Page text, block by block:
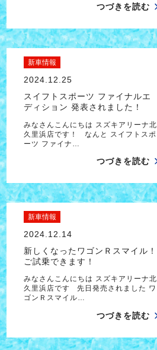
つづきを読む
新車情報
2024.12.25
スイフトスポーツ ファイナルエ
ディション 発表されました！
みなさんこんにちは スズキアリーナ北
久里浜店です！ なんと スイフトスポ
ーツ ファイナ…
つづきを読む
新車情報
2024.12.14
新しくなったワゴンＲスマイル！
ご試乗できます！
みなさんこんにちは スズキアリーナ北
久里浜店です 先日発売されました ワ
ゴンＲスマイル…
つづきを読む